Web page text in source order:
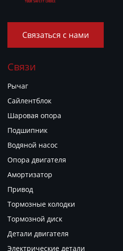
Связаться с нами
Связи
Рычаг
Сайлентблок
Шаровая опора
Подшипник
Водяной насос
Опора двигателя
Амортизатор
Привод
Тормозные колодки
Тормозной диск
Детали двигателя
Электрические детали